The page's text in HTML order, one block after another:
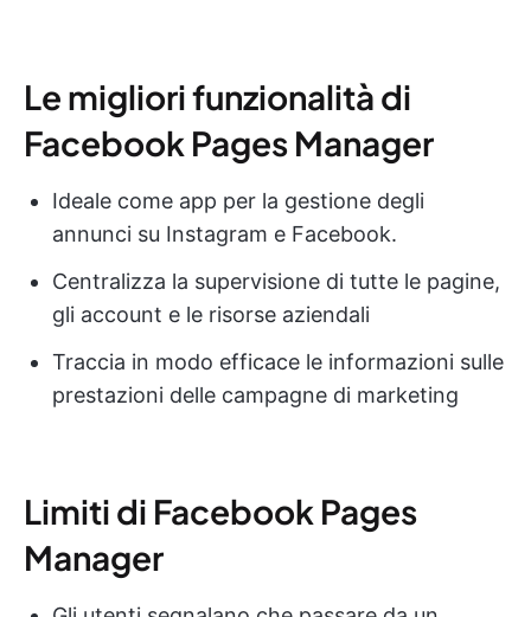
Le migliori funzionalità di
Facebook Pages Manager
Ideale come app per la gestione degli
annunci su Instagram e Facebook.
Centralizza la supervisione di tutte le pagine,
gli account e le risorse aziendali
Traccia in modo efficace le informazioni sulle
prestazioni delle campagne di marketing
Limiti di Facebook Pages
Manager